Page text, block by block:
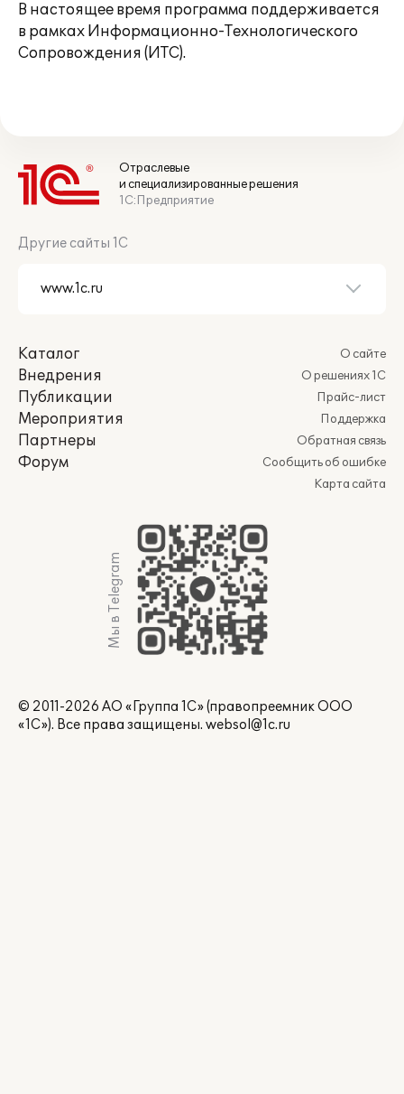
В настоящее время программа поддерживается
в рамках Информационно-Технологического
Сопровождения (ИТС).
Отраслевые
и специализированные решения
1С:Предприятие
Другие сайты 1С
Каталог
Внедрения
Публикации
Мероприятия
Партнеры
Форум
О сайте
О решениях 1С
Прайс-лист
Поддержка
Обратная связь
Сообщить об ошибке
Карта сайта
Мы в Telegram
© 2011-2026 АО «Группа 1С» (правопреемник ООО
«1С»). Все права защищены. websol@1c.ru